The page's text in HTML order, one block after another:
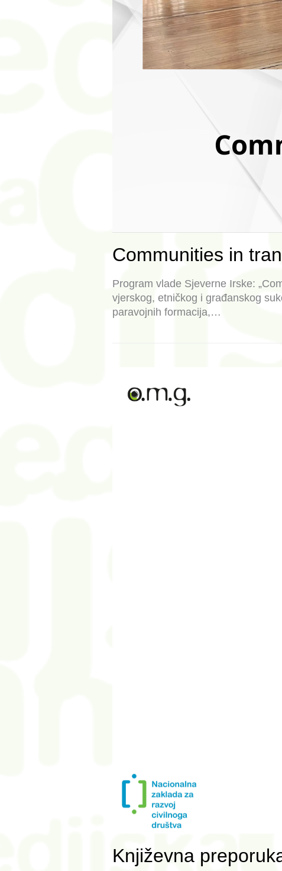
Communities in
Program vlade Sjeverne Irske:
vjerskog, etničkog i građanskog
paravojnih formacija,…
Književna